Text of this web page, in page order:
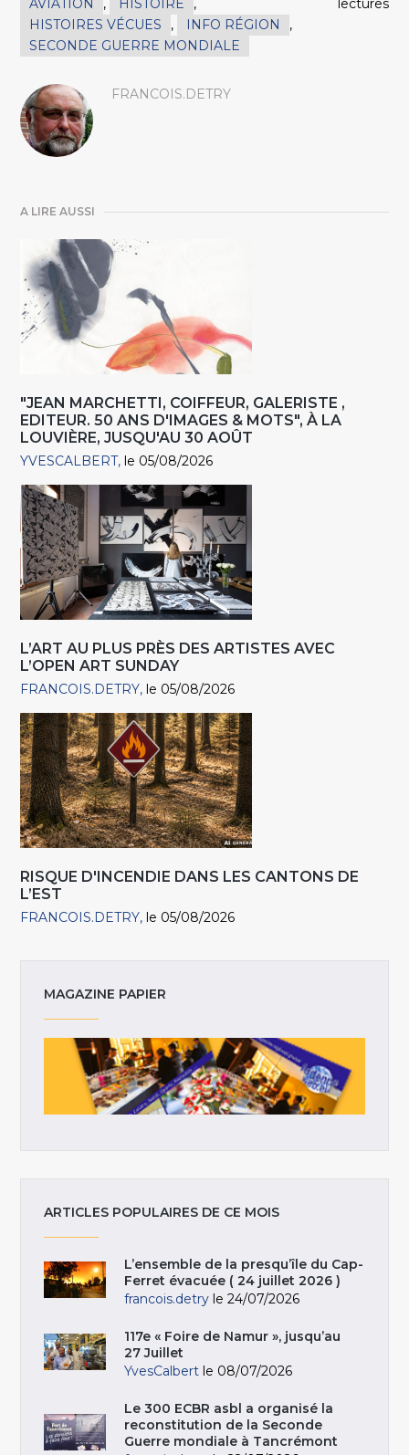
AVIATION , HISTOIRE
,
HISTOIRES VÉCUES
, INFO RÉGION
,
SECONDE GUERRE MONDIALE
lectures
FRANCOIS.DETRY
A LIRE AUSSI
"JEAN MARCHETTI, COIFFEUR, GALERISTE ,
EDITEUR. 50 ANS D'IMAGES & MOTS", À LA
LOUVIÈRE, JUSQU'AU 30 AOÛT
YVESCALBERT le 05/08/2026
L’ART AU PLUS PRÈS DES ARTISTES AVEC
L’OPEN ART SUNDAY
FRANCOIS.DETRY le 05/08/2026
RISQUE D'INCENDIE DANS LES CANTONS DE
L’EST
FRANCOIS.DETRY le 05/08/2026
MAGAZINE PAPIER
ARTICLES POPULAIRES DE CE MOIS
L’ensemble de la presqu’île du Cap-
Ferret évacuée ( 24 juillet 2026 )
francois.detry le 24/07/2026
117e « Foire de Namur », jusqu’au
27 Juillet
YvesCalbert le 08/07/2026
Le 300 ECBR asbl a organisé la
reconstitution de la Seconde
Guerre mondiale à Tancrémont